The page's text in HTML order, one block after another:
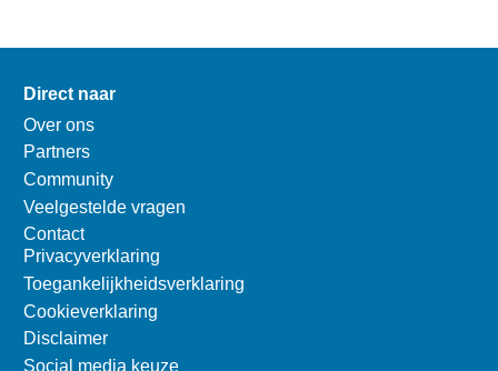
Direct naar
Over ons
Partners
Community
Veelgestelde vragen
Contact
Privacyverklaring
Toegankelijkheidsverklaring
Cookieverklaring
Disclaimer
Social media keuze